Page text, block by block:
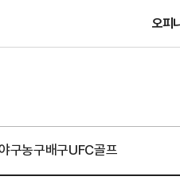
오피
구농구배구UFC골프